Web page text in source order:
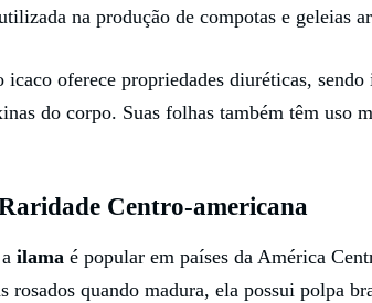
na produção de compotas e geleias
oferece propriedades diuréticas,
do corpo. Suas folhas também têm uso
Centro-americana
ilama é popular em países da América
rosados quando madura, ela possui polpa